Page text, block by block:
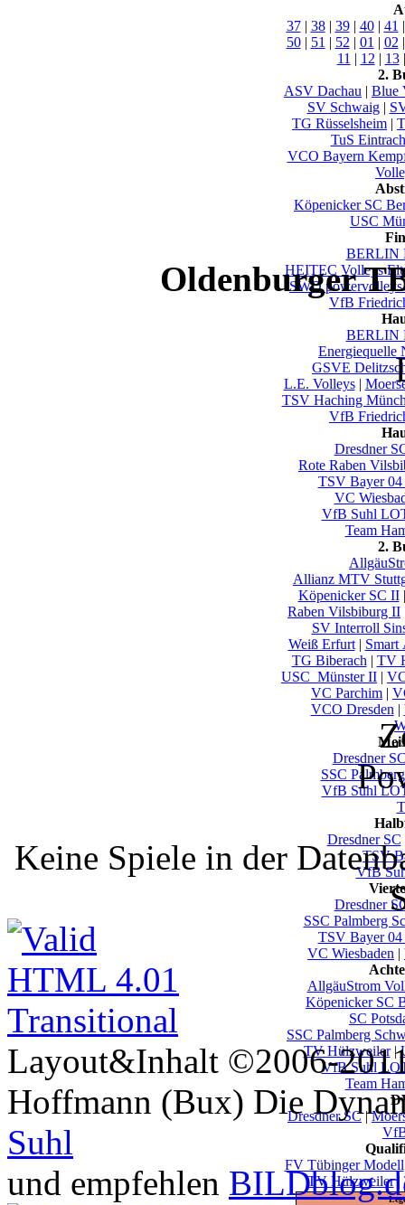
37| 38| 39| 40| 41
50| 51 | 52 | 01 | 02
11 | 12 | 13
2.
ASV Dachau | Blue
SV Schwaig|
TG Rüsselsheim |
TuS
VCO Bayern
Köpenicker SC
USC
BERLIN
HEITEC Volleys
SWD powervolleys
VfB
BERLIN
Energiequelle
GSVE
L.E. Volleys|
TSV Haching
VfB
Dresdner
Rote Raben
TSV Bayer 04
VC
VfB Suhl
Team
2.
Allianz MTV
Köpenicker SC II
Raben Vilsbiburg II
SV Interroll
Weiß Erfurt| Smart
TG Biberach | TV
USC_Münster II |
VC Parchim |
VCO Dresden |
Dresdner
SSC
VfB Suhl
Dresdner SC
TSV
VfB
Dresdner
SSC Palmberg
TSV Bayer 04
VC Wiesbaden |
AllgäuStrom
Köpenicker SC
SC
SSC Palmberg
TV Hülzweiler|
VfB Suhl
Team
Dresdner SC|
FV Tübinger Modell
TV Hülzweiler|
Oldenburger
Keine Spiele in der
Layout&Inhalt ©2006-
Hoffmann (Bux) Die
Suhl
und empfehlen